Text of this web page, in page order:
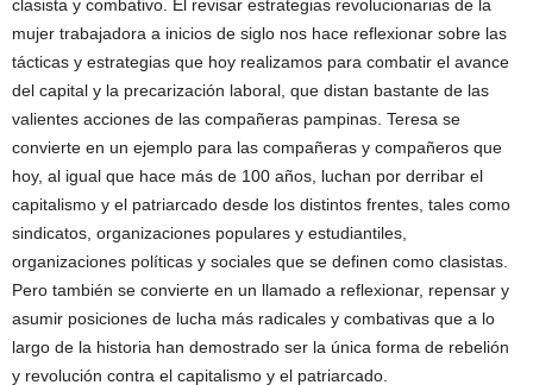
clasista y combativo. El revisar estrategias revolucionarias de la
mujer trabajadora a inicios de siglo nos hace reflexionar sobre las
tácticas y estrategias que hoy realizamos para combatir el avance
del capital y la precarización laboral, que distan bastante de las
valientes acciones de las compañeras pampinas. Teresa se
convierte en un ejemplo para las compañeras y compañeros que
hoy, al igual que hace más de 100 años, luchan por derribar el
capitalismo y el patriarcado desde los distintos frentes, tales como
sindicatos, organizaciones populares y estudiantiles,
organizaciones políticas y sociales que se definen como clasistas.
Pero también se convierte en un llamado a reflexionar, repensar y
asumir posiciones de lucha más radicales y combativas que a lo
largo de la historia han demostrado ser la única forma de rebelión
y revolución contra el capitalismo y el patriarcado.